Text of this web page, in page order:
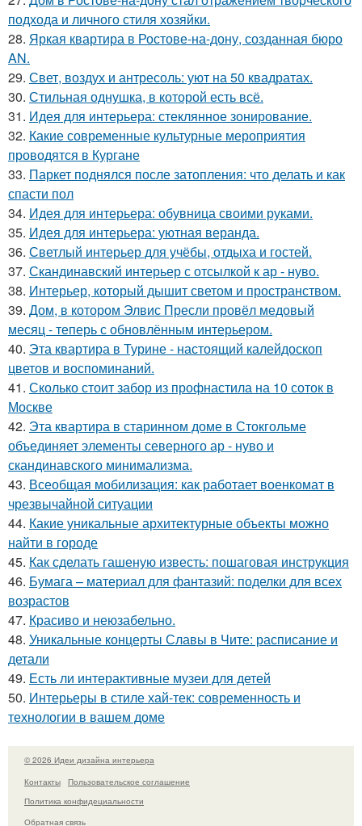
подхода и личного стиля хозяйки.
28. Яркая квартира в Ростове-на-дону, созданная бюро
AN.
29. Свет, воздух и антресоль: уют на 50 квадратах.
30. Стильная однушка, в которой есть всё.
31. Идея для интерьера: стеклянное зонирование.
32. Какие современные культурные мероприятия
проводятся в Кургане
33. Паркет поднялся после затопления: что делать и как
спасти пол
34. Идея для интерьера: обувница своими руками.
35. Идея для интерьера: уютная веранда.
36. Светлый интерьер для учёбы, отдыха и гостей.
37. Скандинавский интерьер с отсылкой к ар - нуво.
38. Интерьер, который дышит светом и пространством.
39. Дом, в котором Элвис Пресли провёл медовый
месяц - теперь с обновлённым интерьером.
40. Эта квартира в Турине - настоящий калейдоскоп
цветов и воспоминаний.
41. Сколько стоит забор из профнастила на 10 соток в
Москве
42. Эта квартира в старинном доме в Стокгольме
объединяет элементы северного ар - нуво и
скандинавского минимализма.
43. Всеобщая мобилизация: как работает военкомат в
чрезвычайной ситуации
44. Какие уникальные архитектурные объекты можно
найти в городе
45. Как сделать гашеную известь: пошаговая инструкция
46. Бумага – материал для фантазий: поделки для всех
возрастов
47. Красиво и неюзабельно.
48. Уникальные концерты Славы в Чите: расписание и
детали
49. Есть ли интерактивные музеи для детей
50. Интерьеры в стиле хай-тек: современность и
технологии в вашем доме
© 2026 Идеи дизайна интерьера
Контакты
Пользовательское соглашение
Политика конфидециальности
Обратная связь